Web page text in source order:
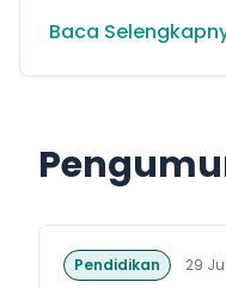
menguasai sejumlah
(internal Fuji
Jepang.
Baca
Pendidikan 29